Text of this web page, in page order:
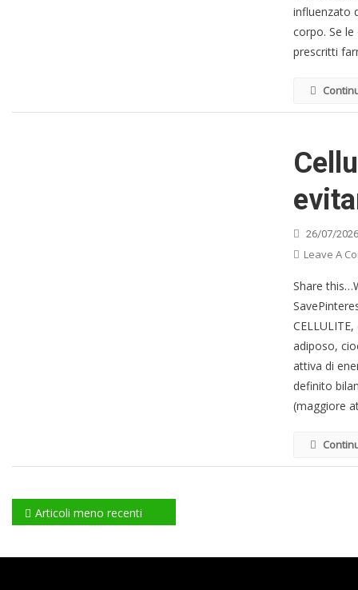
influenzato
corpo. Se
prescritti
26/07/
Leave A
Share
adiposo,
attiva di
definito
(maggiore
Navigazione
Articoli meno recenti